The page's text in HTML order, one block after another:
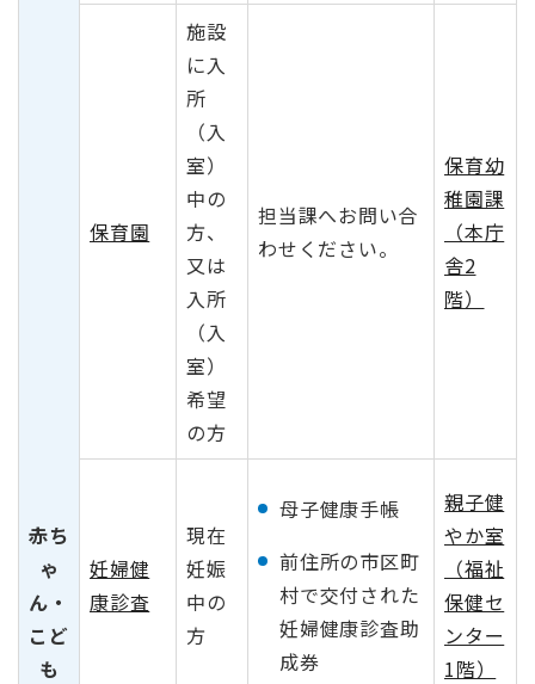
赤ち
ゃ
ん・
こど
も
保育園
施設
に入
所
（入
室）
中の
方、
又は
入所
（入
室）
希望
の方
担当課へお問い合
わせください。
保育幼
稚園課
（本庁
舎2
階）
妊婦健
康診査
現在
妊娠
中の
方
母子健康手帳
前住所の市区町
村で交付された
妊婦健康診査助
成券
親子健
やか室
（福祉
保健セ
ンター
1階）